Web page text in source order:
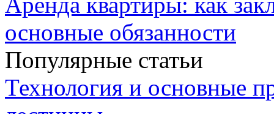
основные обязанности
Популярные статьи
Технология и основные